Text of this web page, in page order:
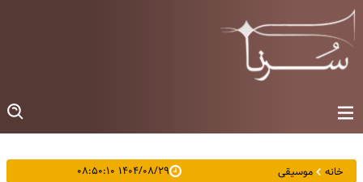
خانه موسیقی ۱۴۰۴/۰۸/۲۹ ۰۸:۵۰:۱۰